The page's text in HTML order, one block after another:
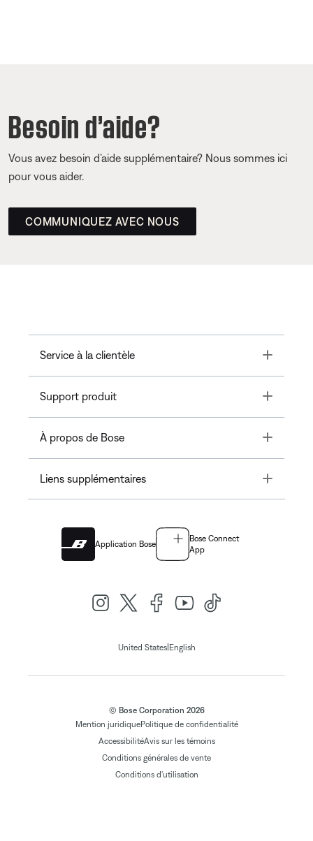
Besoin d’aide?
Vous avez besoin d’aide supplémentaire? Nous sommes ici
pour vous aider.
COMMUNIQUEZ AVEC NOUS
Service à la clientèle Toggle
Support produit Toggle
À propos de Bose Toggle
Liens supplémentaires Toggle
Application Bose
Bose Connect
App
United States|English
© Bose Corporation 2026
Mention juridiquePolitique de confidentialité
AccessibilitéAvis sur les témoins
Conditions générales de vente
Conditions d'utilisation